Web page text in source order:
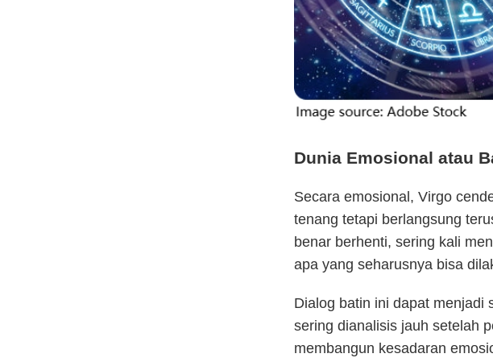
Dunia Emosional atau
Secara emosional, Virgo
tenang tetapi berlangsung
benar berhenti, sering kali
apa yang seharusnya bisa
Dialog batin ini dapat menjadi
sering dianalisis jauh setelah
membangun kesadaran